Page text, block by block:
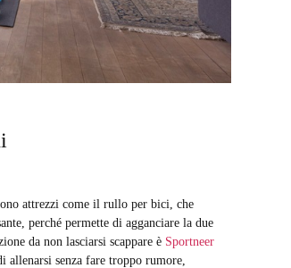
attrezzi come il rullo per bici, che
perché permette di agganciare la due
da non lasciarsi scappare è Sportneer
allenarsi senza fare troppo rumore,